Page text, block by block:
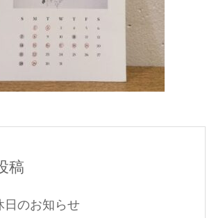
稿
日のお知らせ